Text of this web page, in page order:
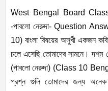
West Bengal Board
-পাবলো নেরুদা- Question
10) বাংলা বিষয়ের অসুখী একজন
চলে এসেছি তোমাদের সামনে। দশম
(পাবলো নেরুদা) (Class 10
প্রশ্ন গুলি তোমাদের জন্য